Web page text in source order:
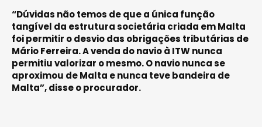
“Dúvidas não temos de que a única função
tangível da estrutura societária criada em Malta
foi permitir o desvio das obrigações tributárias de
Mário Ferreira. A venda do navio à ITW nunca
permitiu valorizar o mesmo. O navio nunca se
aproximou de Malta e nunca teve bandeira de
Malta”, disse o procurador.